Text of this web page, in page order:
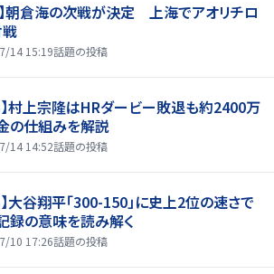
】朝倉海の次戦が決定 上海でアオリチロ
戦
14 15:19話題の投稿
】村上宗隆はHRダービー敗退も約2400万
の仕組みを解説
14 14:52話題の投稿
大谷翔平「300-150」に史上2位の速さで
録の意味を読み解く
10 17:26話題の投稿